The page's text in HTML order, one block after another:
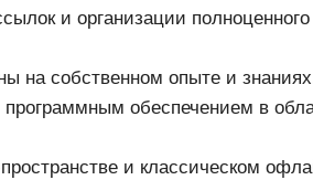
и организации полноценного
на собственном опыте и
обеспечением в
и классическом